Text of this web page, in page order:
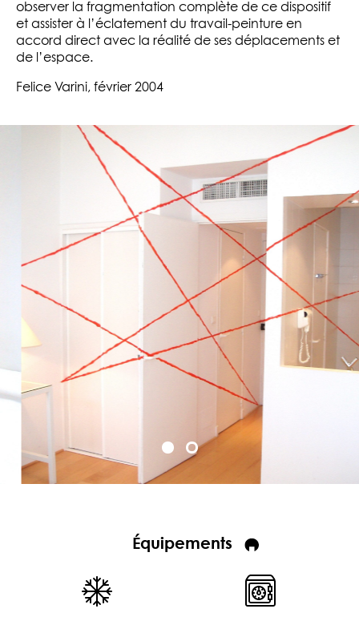
observer la fragmentation complète de ce dispositif
et assister à l’éclatement du travail-peinture en
accord direct avec la réalité de ses déplacements et
de l’espace.
Felice Varini, février 2004
Équipements